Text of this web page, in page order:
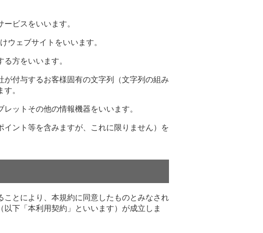
ビスをいいます。
ウェブサイトをいいます。
方をいいます。
が付与するお客様固有の文字列（文字列の組み
。
ットその他の情報機器をいいます。
イント等を含みますが、これに限りません）を
とにより、本規約に同意したものとみなされ
下「本利用契約」といいます）が成立しま